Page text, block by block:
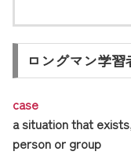
ロングマン学
case
a situation that
person or group